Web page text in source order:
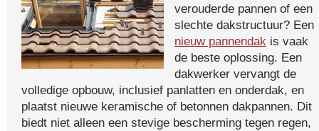
verouderde pannen of een
slechte dakstructuur? Een
nieuw pannendak is vaak
de beste oplossing. Een
dakwerker vervangt de
volledige opbouw, inclusief panlatten en onderdak, en
plaatst nieuwe keramische of betonnen dakpannen. Dit
biedt niet alleen een stevige bescherming tegen regen,